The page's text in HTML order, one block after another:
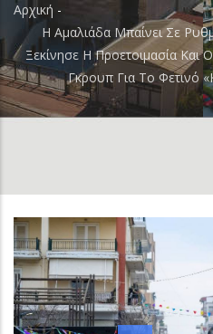
Breadcrumb
Αρχική -
Η Αμαλιάδα Μπαίνει Σε
Ξεκίνησε Η Προετοιμασία Και
Γκρουπ Για Το Φετινό